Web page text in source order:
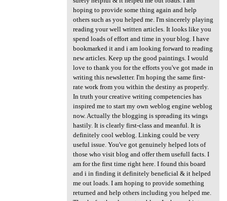
hoping to provide some thing again and help
others such as you helped me. I'm sincerely playing
reading your well written articles. It looks like you
spend loads of effort and time in your blog. I have
bookmarked it and i am looking forward to reading
new articles. Keep up the good paintings. I would
love to thank you for the efforts you've got made in
writing this newsletter. I'm hoping the same first-
rate work from you within the destiny as properly.
In truth your creative writing competencies has
inspired me to start my own weblog engine weblog
now. Actually the blogging is spreading its wings
hastily. It is clearly first-class and meanful. It is
definitely cool weblog. Linking could be very
useful issue. You've got genuinely helped lots of
those who visit blog and offer them usefull facts. I
am for the first time right here. I found this board
and i in finding it definitely beneficial & it helped
me out loads. I am hoping to provide something
returned and help others including you helped me.